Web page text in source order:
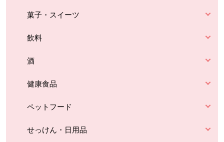
菓子・スイーツ
飲料
酒
健康食品
ペットフード
せっけん・日用品